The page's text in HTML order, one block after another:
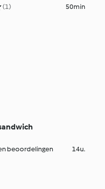
(1) 50min
beoordelingen 14u.